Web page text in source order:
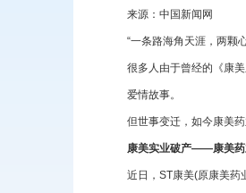
来源：中国新闻网
“一条路海角天涯，两颗
很多人由于曾经的《康
爱情故事。
但世事变迁，如今康美
康美实业破产——康美药
近日，ST康美(原康美药